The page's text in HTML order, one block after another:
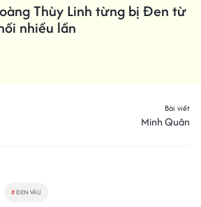
Thùy Linh từng bị Đen từ
nhiều lần
Bài viết
Minh Quân
#ĐEN VÂU